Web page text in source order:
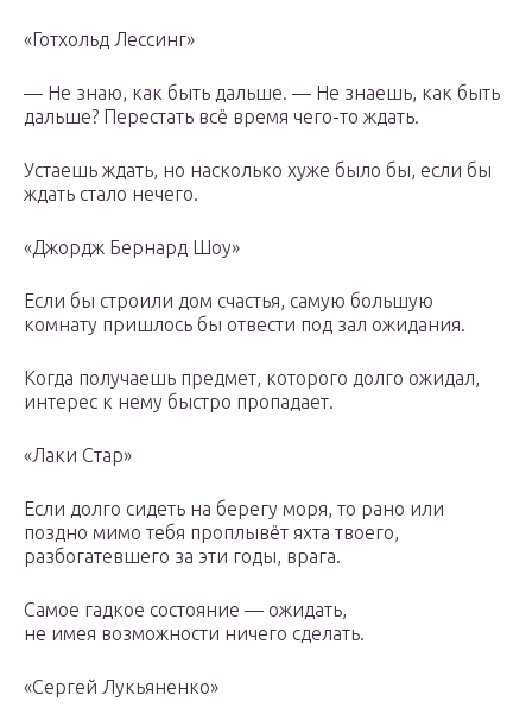
«Готхольд Лессинг»
— Не знаю, как быть дальше. — Не знаешь, как быть
дальше? Перестать всё время чего-то ждать.
Устаешь ждать, но насколько хуже было бы, если бы
ждать стало нечего.
«Джордж Бернард Шоу»
Если бы строили дом счастья, самую большую
комнату пришлось бы отвести под зал ожидания.
Когда получаешь предмет, которого долго ожидал,
интерес к нему быстро пропадает.
«Лаки Стар»
Если долго сидеть на берегу моря, то рано или
поздно мимо тебя проплывёт яхта твоего,
разбогатевшего за эти годы, врага.
Самое гадкое состояние — ожидать,
не имея возможности ничего сделать.
«Сергей Лукьяненко»